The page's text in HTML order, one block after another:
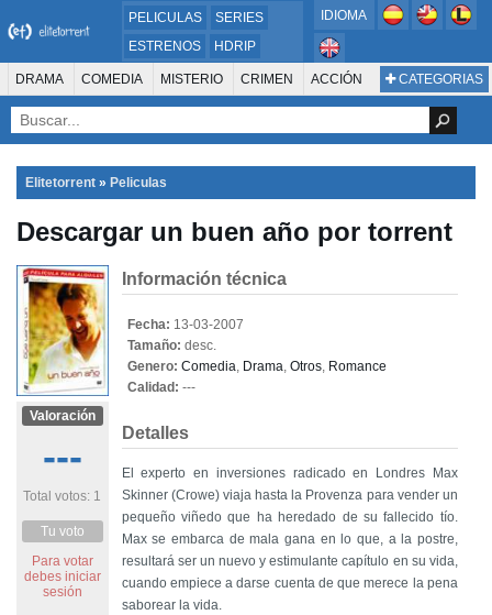
PELICULAS
SERIES
ESTRENOS
HDRIP
MICROHD
720P
DVDRIP
IDIOMA
CATEGORIAS
DRAMA COMEDIA MISTERIO CRIMEN ACCIÓN
SUSPENSO AVENTURA
ANIMACIÓN ROMANCE TERROR CIENCIA FICCIÓN FANTASÍA
FAMILIA DOCUS Y TV
PELÍCULA DE LA TELEVISIÓN FOREIGN KIDS REALITY ANIMACION
THRILLER BIOGRAFÍA
Elitetorrent » Peliculas
Descargar un buen año por torrent
Valoración
---
Total votos: 1
Tu voto
Para votar
debes iniciar
sesión
Información técnica
Fecha: 13-03-2007
Tamaño: desc.
Genero: Comedia, Drama, Otros, Romance
Calidad: ---
Detalles
El experto en inversiones radicado en Londres Max
Skinner (Crowe) viaja hasta la Provenza para vender un
pequeño viñedo que ha heredado de su fallecido tío.
Max se embarca de mala gana en lo que, a la postre,
resultará ser un nuevo y estimulante capítulo en su vida,
cuando empiece a darse cuenta de que merece la pena
saborear la vida.